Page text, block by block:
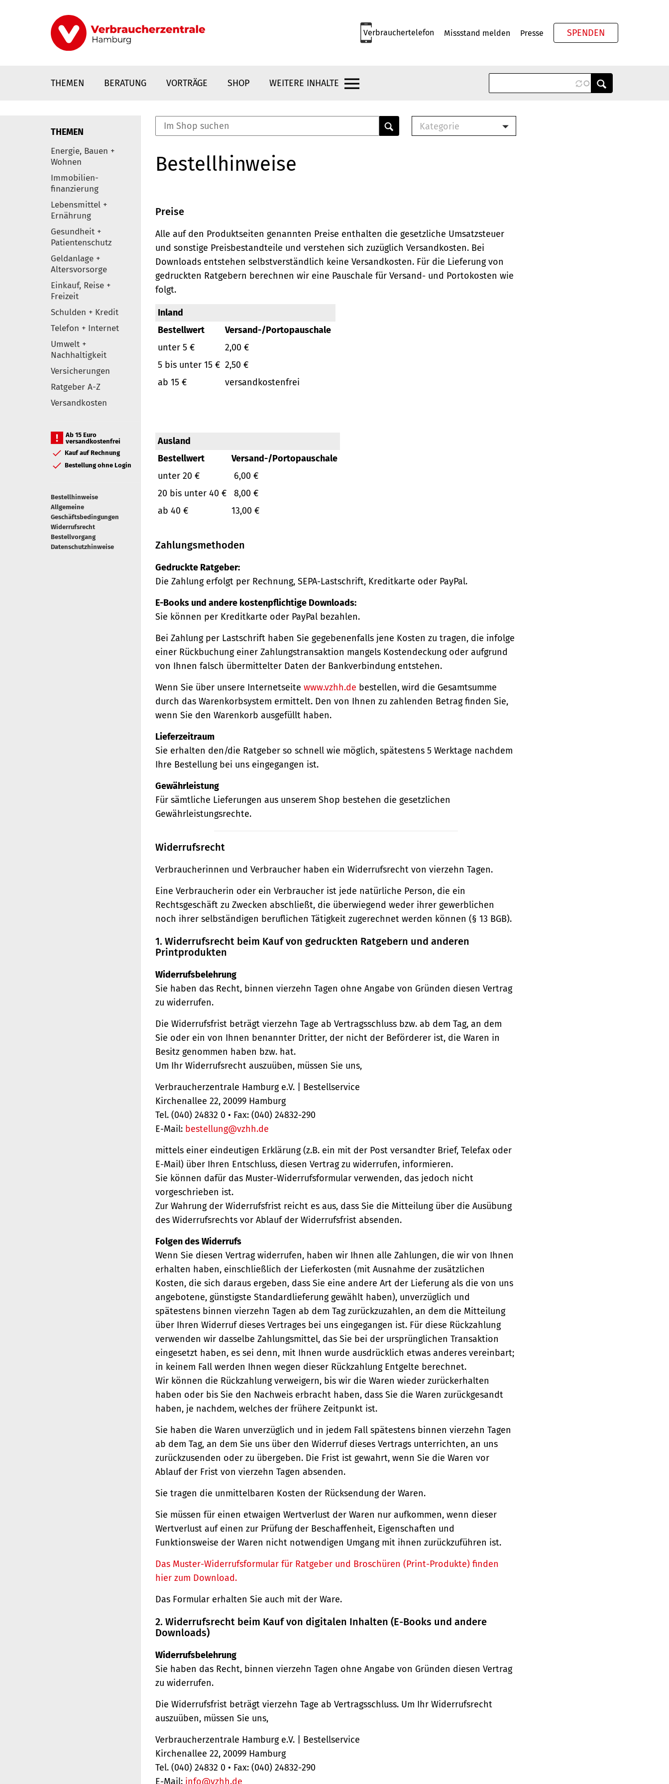
Verbrauchertelefon Missstand melden Presse SPENDEN
THEMEN BERATUNG VORTRÄGE SHOP WEITERE INHALTE
Elemente
THEMEN
Energie, Bauen +
Wohnen
Immobilien-
finanzierung
Lebensmittel +
Ernährung
Gesundheit +
Patientenschutz
Geldanlage +
Altersvorsorge
Einkauf, Reise +
Freizeit
Schulden + Kredit
Telefon + Internet
Umwelt +
Nachhaltigkeit
Versicherungen
Ratgeber A-Z
Versandkosten
Ab 15 Euro
versandkostenfrei
Kauf auf Rechnung
Bestellung ohne Login
Bestellhinweise
Allgemeine
Geschäftsbedingungen
Widerrufsrecht
Bestellvorgang
Datenschutzhinweise
Kategorie
Bestellhinweise
Preise
Alle auf den Produktseiten genannten Preise enthalten die gesetzliche Umsatzsteuer
und sonstige Preisbestandteile und verstehen sich zuzüglich Versandkosten. Bei
Downloads entstehen selbstverständlich keine Versandkosten. Für die Lieferung von
gedruckten Ratgebern berechnen wir eine Pauschale für Versand- und Portokosten wie
folgt.
Inland
Bestellwert
Versand-/Portopauschale
unter 5 €
2,00 €
5 bis unter 15 € 2,50 €
ab 15 €
versandkostenfrei
Ausland
Bestellwert
Versand-/Portopauschale
unter 20 €
6,00 €
20 bis unter 40 €
8,00 €
ab 40 €
13,00 €
Zahlungsmethoden
Gedruckte Ratgeber:
Die Zahlung erfolgt per Rechnung, SEPA-Lastschrift, Kreditkarte oder PayPal.
E-Books und andere kostenpflichtige Downloads:
Sie können per Kreditkarte oder PayPal bezahlen.
Bei Zahlung per Lastschrift haben Sie gegebenenfalls jene Kosten zu tragen, die infolge
einer Rückbuchung einer Zahlungstransaktion mangels Kostendeckung oder aufgrund
von Ihnen falsch übermittelter Daten der Bankverbindung entstehen.
Wenn Sie über unsere Internetseite www.vzhh.de bestellen, wird die Gesamtsumme
durch das Warenkorbsystem ermittelt. Den von Ihnen zu zahlenden Betrag finden Sie,
wenn Sie den Warenkorb ausgefüllt haben.
Lieferzeitraum
Sie erhalten den/die Ratgeber so schnell wie möglich, spätestens 5 Werktage nachdem
Ihre Bestellung bei uns eingegangen ist.
Gewährleistung
Für sämtliche Lieferungen aus unserem Shop bestehen die gesetzlichen
Gewährleistungsrechte.
Widerrufsrecht
Verbraucherinnen und Verbraucher haben ein Widerrufsrecht von vierzehn Tagen.
Eine Verbraucherin oder ein Verbraucher ist jede natürliche Person, die ein
Rechtsgeschäft zu Zwecken abschließt, die überwiegend weder ihrer gewerblichen
noch ihrer selbständigen beruflichen Tätigkeit zugerechnet werden können (§ 13 BGB).
1. Widerrufsrecht beim Kauf von gedruckten Ratgebern und anderen
Printprodukten
Widerrufsbelehrung
Sie haben das Recht, binnen vierzehn Tagen ohne Angabe von Gründen diesen Vertrag
zu widerrufen.
Die Widerrufsfrist beträgt vierzehn Tage ab Vertragsschluss bzw. ab dem Tag, an dem
Sie oder ein von Ihnen benannter Dritter, der nicht der Beförderer ist, die Waren in
Besitz genommen haben bzw. hat.
Um Ihr Widerrufsrecht auszuüben, müssen Sie uns,
Verbraucherzentrale Hamburg e.V. | Bestellservice
Kirchenallee 22, 20099 Hamburg
Tel. (040) 24832 0 • Fax: (040) 24832-290
E-Mail: bestellung@vzhh.de
mittels einer eindeutigen Erklärung (z.B. ein mit der Post versandter Brief, Telefax oder
E-Mail) über Ihren Entschluss, diesen Vertrag zu widerrufen, informieren.
Sie können dafür das Muster-Widerrufsformular verwenden, das jedoch nicht
vorgeschrieben ist.
Zur Wahrung der Widerrufsfrist reicht es aus, dass Sie die Mitteilung über die Ausübung
des Widerrufsrechts vor Ablauf der Widerrufsfrist absenden.
Folgen des Widerrufs
Wenn Sie diesen Vertrag widerrufen, haben wir Ihnen alle Zahlungen, die wir von Ihnen
erhalten haben, einschließlich der Lieferkosten (mit Ausnahme der zusätzlichen
Kosten, die sich daraus ergeben, dass Sie eine andere Art der Lieferung als die von uns
angebotene, günstigste Standardlieferung gewählt haben), unverzüglich und
spätestens binnen vierzehn Tagen ab dem Tag zurückzuzahlen, an dem die Mitteilung
über Ihren Widerruf dieses Vertrages bei uns eingegangen ist. Für diese Rückzahlung
verwenden wir dasselbe Zahlungsmittel, das Sie bei der ursprünglichen Transaktion
eingesetzt haben, es sei denn, mit Ihnen wurde ausdrücklich etwas anderes vereinbart;
in keinem Fall werden Ihnen wegen dieser Rückzahlung Entgelte berechnet.
Wir können die Rückzahlung verweigern, bis wir die Waren wieder zurückerhalten
haben oder bis Sie den Nachweis erbracht haben, dass Sie die Waren zurückgesandt
haben, je nachdem, welches der frühere Zeitpunkt ist.
Sie haben die Waren unverzüglich und in jedem Fall spätestens binnen vierzehn Tagen
ab dem Tag, an dem Sie uns über den Widerruf dieses Vertrags unterrichten, an uns
zurückzusenden oder zu übergeben. Die Frist ist gewahrt, wenn Sie die Waren vor
Ablauf der Frist von vierzehn Tagen absenden.
Sie tragen die unmittelbaren Kosten der Rücksendung der Waren.
Sie müssen für einen etwaigen Wertverlust der Waren nur aufkommen, wenn dieser
Wertverlust auf einen zur Prüfung der Beschaffenheit, Eigenschaften und
Funktionsweise der Waren nicht notwendigen Umgang mit ihnen zurückzuführen ist.
Das Muster-Widerrufsformular für Ratgeber und Broschüren (Print-Produkte) finden
hier zum Download.
Das Formular erhalten Sie auch mit der Ware.
2. Widerrufsrecht beim Kauf von digitalen Inhalten (E-Books und andere
Downloads)
Widerrufsbelehrung
Sie haben das Recht, binnen vierzehn Tagen ohne Angabe von Gründen diesen Vertrag
zu widerrufen.
Die Widerrufsfrist beträgt vierzehn Tage ab Vertragsschluss. Um Ihr Widerrufsrecht
auszuüben, müssen Sie uns,
Verbraucherzentrale Hamburg e.V. | Bestellservice
Kirchenallee 22, 20099 Hamburg
Tel. (040) 24832 0 • Fax: (040) 24832-290
E-Mail: info@vzhh.de